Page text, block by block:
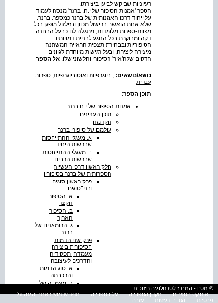
רעיוניות שביקש לביען ביצירתו.
הספר 'אמנות הסיפור של י.ח. ברנר' מנסה לעמוד
על ייחוד דרכו האמנותית של ברנר כמספר. ברנר,
שלא אחת הואשם ברישול מכוון ובזילזול מופגן בכל
מצוות-ספרות מלומדות, מתגלה לנו כבעל הבחנה
דקה ומבוקרת בכל הנוגע לבניית דמויותיו
הסיפוריות ובבחירת תצפית הראייה המשתנה
מיצירה ליצירה, ובעל רגישות מיוחדת לגוונים
הדקים שלה'איך' הסיפורי והלשוני שלו. אל הספר
נושא/נושאים: ביוגרפיות ואוטוביוגרפיות ספרות
עברית
תוכן הספר:
אמנות הסיפור של י.ח.ברנר
תוכן העניינים
הקדמה
עולמם של סיפורי ברנר
א. מעגלי ההתייחסות
שברשות היחיד
ב. מעגלי ההתייחסות
שברשות הרבים
חלק ראשון דרכי העשייה
הספרותית של ברנר בסיפוריו
פרק ראשון סוגים
ובני־סוגים
א. הסיפור
הקצר
ב. הסיפור
הארוך
ג. הרומאנים של
ברנר
פרק שני הדמות
הסיפורית ביצירה
מעמדה, תפקידיה
והדרכים לעיצובה
א. סוג הדמות
והרכבתה
ב. מעמדה של
הסיפורית
© מטח - המרכז לטכנולוגיה חינוכית
אינדקס הספרים
תקנון הספרייה על הספרייה
תנאי שימוש באתר והגנה על
פרטיות
הסדרי נגישות עזרה